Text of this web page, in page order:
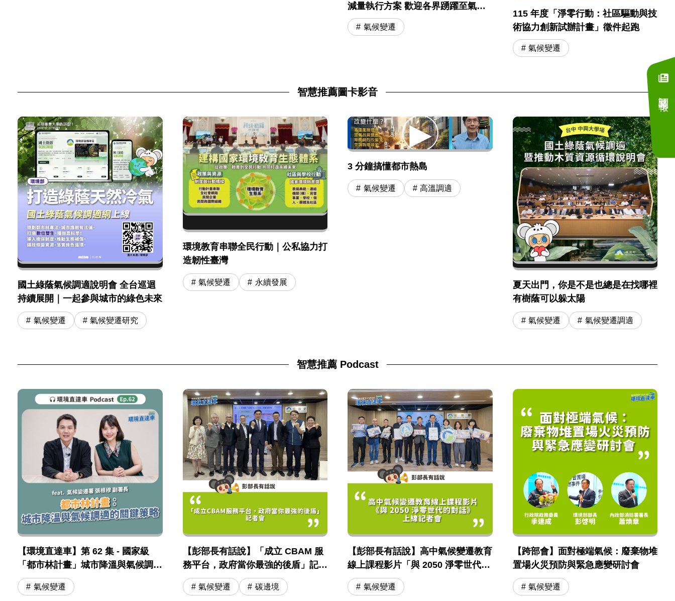
減量執行方案 歡迎各界踴躍至氣候
資訊公開平臺表達意見
氣候變遷
115 年度「淨零行動：社區驅動與技
術協力創新試辦計畫」徵件起跑
氣候變遷
智慧推薦圖卡影音
國土綠蔭氣候調適說明會 全台巡迴
持續展開｜一起參與城市的綠色未來
氣候變遷 氣候變遷研究
環境教育串聯全民行動｜公私協力打
造韌性臺灣
氣候變遷 永續發展
3 分鐘搞懂都市熱島
氣候變遷 高溫調適
夏天出門，你是不是也總是在找哪裡
有樹蔭可以躲太陽
氣候變遷 氣候變遷調適
智慧推薦 Podcast
【環境直達車】第 62 集 - 國家級
「都市林計畫」城市降溫與氣候調適
的關鍵測略 feat . 氣候變遷署 張根
穆副署長
氣候變遷
【彭部長有話說】「成立 CBAM 服
務平台，政府當你最強的後盾」記者
會
氣候變遷 碳邊境
【彭部長有話說】高中氣候變遷教育
線上課程影片「與 2050 淨零世代的
對話」上線記者會流程規劃
氣候變遷
【跨部會】面對極端氣候：廢棄物堆
置場火災預防與緊急應變研討會
氣候變遷